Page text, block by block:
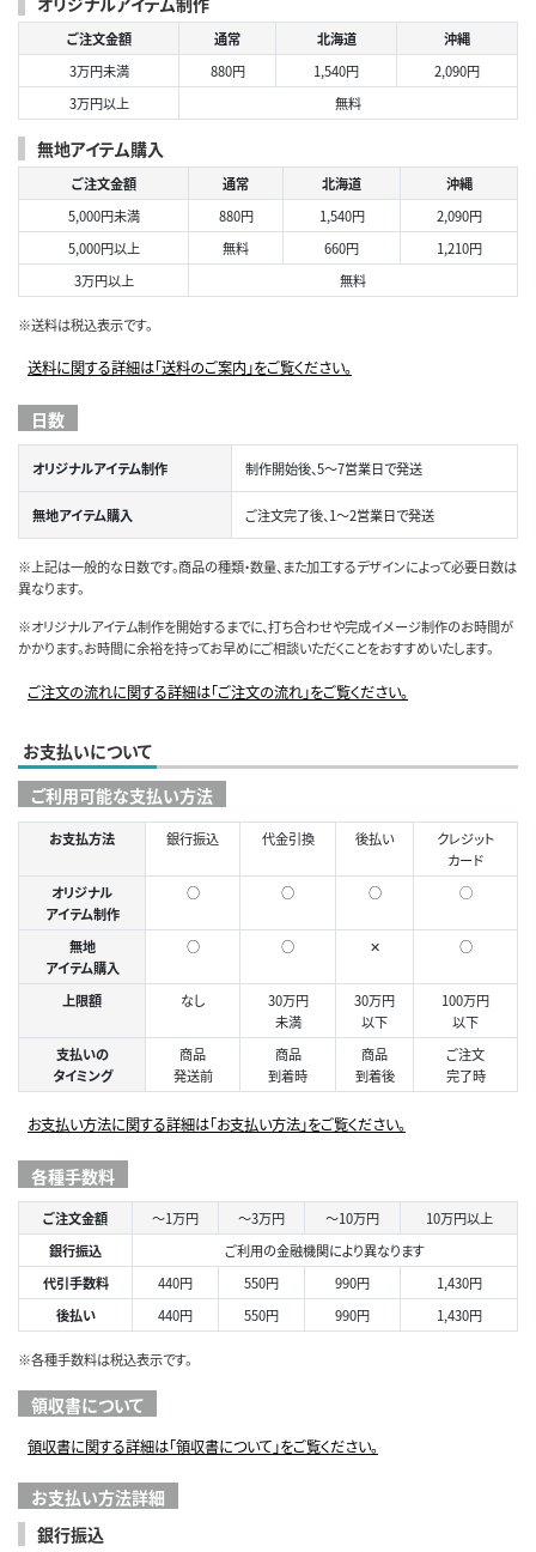
ご注文金額 通常 北海道
沖縄
3万円未満
880円 1,540円
2,090円
3万円以上
無料
無地アイテム購入
ご注文金額 通常 北海道
沖縄
5,000円未満
880円 1,540円
2,090円
5,000円以上
無料 660円
1,210円
3万円以上
無料
※送料は税込表示です。
送料に関する詳細は「送料のご案内」をご覧ください。
日数
オリジナルアイテム制作 制作開始後、5～7営業日で発送
無地アイテム購入 ご注文完了後、1～2営業日で発送
※上記は一般的な日数です。商品の種類・数量、また加工するデザインによって必要日数は
異なります。
※オリジナルアイテム制作を開始するまでに、打ち合わせや完成イメージ制作のお時間が
かかります。お時間に余裕を持ってお早めにご相談いただくことをおすすめいたします。
ご注文の流れに関する詳細は「ご注文の流れ」をご覧ください。
お支払いについて
ご利用可能な支払い方法
お支払方法 銀行振込 代金引換 後払い
クレジット
カード
オリジナル
アイテム制作
○ ○ ○ ◯
無地
アイテム購入
○ ○ ✕ ○
上限額 なし
30万円
未満
30万円
以下
100万円
以下
支払いの
タイミング
商品
発送前
商品
到着時
商品
到着後
ご注文
完了時
お支払い方法に関する詳細は「お支払い方法」をご覧ください。
各種手数料
ご注文金額 ～1万円 ～3万円 ～10万円
10万円以上
銀行振込
ご利用の金融機関により異なります
代引手数料
440円 550円 990円
1,430円
後払い
440円 550円 990円 1,430円
※各種手数料は税込表示です。
領収書について
領収書に関する詳細は「領収書について」をご覧ください。
お支払い方法詳細
銀行振込